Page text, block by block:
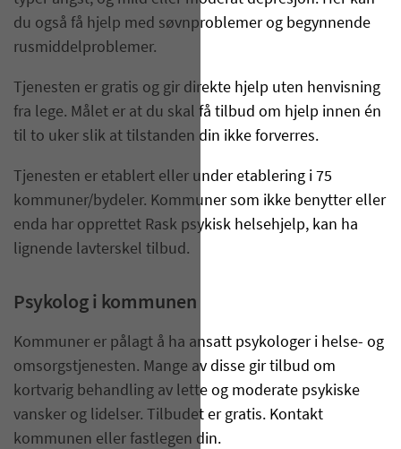
du også få hjelp med søvnproblemer og begynnende
rusmiddelproblemer.
Tjenesten er gratis og gir direkte hjelp uten henvisning
fra lege. Målet er at du skal få tilbud om hjelp innen én
til to uker slik at tilstanden din ikke forverres.
Tjenesten er etablert eller under etablering i 75
kommuner/bydeler. Kommuner som ikke benytter eller
enda har opprettet Rask psykisk helsehjelp, kan ha
lignende lavterskel tilbud.
Psykolog i kommunen
Kommuner er pålagt å ha ansatt psykologer i helse- og
omsorgstjenesten. Mange av disse gir tilbud om
kortvarig behandling av lette og moderate psykiske
vansker og lidelser. Tilbudet er gratis. Kontakt
kommunen eller fastlegen din.